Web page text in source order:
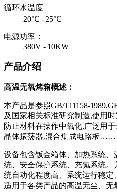
循环水温度：
20℃ - 25℃
电源功率：
380V - 10KW
产品介绍
高温无氧烤箱概述：
本产品是参照GB/T11158-
及国家相关标准研究制造,使用
防止材料在操作中氧化,广泛用
晶体振荡器,混合集成电路板……
设备包含钣金箱体、加热系统、
统、安全保护系统、充氮系统。
统自动化程度高、系统运行稳定
适用于各类产品的高温无尘、无